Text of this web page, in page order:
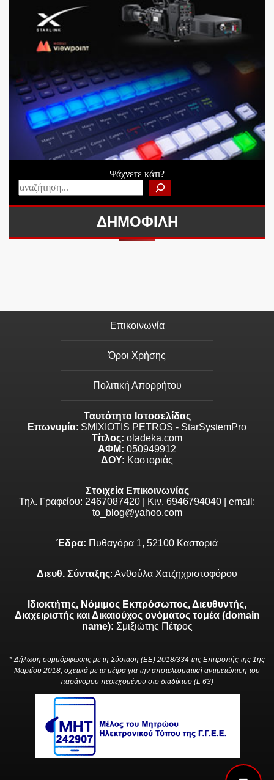
Ψάχνετε κάτι?
ΔΗΜΟΦΙΛΗ
Επικοινωνία
Όροι Χρήσης
Πολιτική Απορρήτου
Ταυτότητα Ιστοσελίδας
Επωνυμία: SMIXIOTIS PETROS - StarSystemPro
Τίτλος: oladeka.com
ΑΦΜ: 050949912
ΔΟΥ: Καστοριάς
Στοιχεία Επικοινωνίας
Τηλ. Γραφείου: 2467087420 | Κιν. 6946794040 | email:
to_blog@yahoo.com
Έδρα: Πυθαγόρα 1, 52100 Καστοριά
Διευθ. Σύνταξης: Ανθούλα Χατζηχριστοφόρου
Ιδιοκτήτης, Νόμιμος Εκπρόσωπος, Διευθυντής,
Διαχειριστής και Δικαιούχος ονόματος τομέα (domain
name): Σμιξιώτης Πέτρος
* Δήλωση συμμόρφωσης με τη Σύσταση (ΕΕ) 2018/334 της Επιτροπής της 1ης
Μαρτίου 2018, σχετικά με τα μέτρα για την αποτελεσματική αντιμετώπιση του
παράνομου περιεχομένου στο διαδίκτυο (L 63)